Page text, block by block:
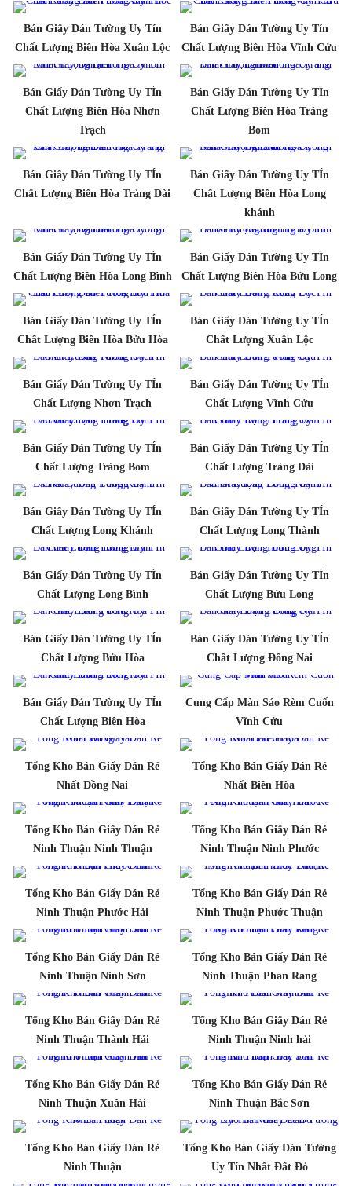
Bán Giấy Dán Tường Uy Tín
Chất Lượng Biên Hòa Xuân Lộc
Bán Giấy Dán Tường Uy Tín
Chất Lượng Biên Hòa Vĩnh Cửu
Bán Giấy Dán Tường Uy TÍn
Chất Lượng Biên Hòa Nhơn
Trạch
Bán Giấy Dán Tường Uy TÍn
Chất Lượng Biên Hòa Trảng
Bom
Bán Giấy Dán Tường Uy TÍn
Chất Lượng Biên Hòa Trảng Dài
Bán Giấy Dán Tường Uy TÍn
Chất Lượng Biên Hòa Long
khánh
Bán Giấy Dán Tường Uy TÍn
Chất Lượng Biên Hòa Long Bình
Bán Giấy Dán Tường Uy TÍn
Chất Lượng Biên Hòa Bửu Long
Bán Giấy Dán Tường Uy TÍn
Chất Lượng Biên Hòa Bửu Hòa
Bán Giấy Dán Tường Uy TÍn
Chất Lượng Xuân Lộc
Bán Giấy Dán Tường Uy TÍn
Chất Lượng Nhơn Trạch
Bán Giấy Dán Tường Uy TÍn
Chất Lượng Vĩnh Cửu
Bán Giấy Dán Tường Uy TÍn
Chất Lượng Trảng Bom
Bán Giấy Dán Tường Uy TÍn
Chất Lượng Trảng Dài
Bán Giấy Dán Tường Uy TÍn
Chất Lượng Long Khánh
Bán Giấy Dán Tường Uy TÍn
Chất Lượng Long Thành
Bán Giấy Dán Tường Uy TÍn
Chất Lượng Long Bình
Bán Giấy Dán Tường Uy TÍn
Chất Lượng Bửu Long
Bán Giấy Dán Tường Uy TÍn
Chất Lượng Bửu Hòa
Bán Giấy Dán Tường Uy TÍn
Chất Lượng Đồng Nai
Bán Giấy Dán Tường Uy TÍn
Chất Lượng Biên Hòa
Cung Cấp Màn Sáo Rèm Cuốn
Vĩnh Cửu
Tổng Kho Bán Giấy Dán Rẻ
Nhất Đồng Nai
Tổng Kho Bán Giấy Dán Rẻ
Nhất Biên Hòa
Tổng Kho Bán Giấy Dán Rẻ
Ninh Thuận Ninh Thuận
Tổng Kho Bán Giấy Dán Rẻ
Ninh Thuận Ninh Phước
Tổng Kho Bán Giấy Dán Rẻ
Ninh Thuận Phước Hải
Tổng Kho Bán Giấy Dán Rẻ
Ninh Thuận Phước Thuận
Tổng Kho Bán Giấy Dán Rẻ
Ninh Thuận Ninh Sơn
Tổng Kho Bán Giấy Dán Rẻ
Ninh Thuận Phan Rang
Tổng Kho Bán Giấy Dán Rẻ
Ninh Thuận Thành Hải
Tổng Kho Bán Giấy Dán Rẻ
Ninh Thuận Ninh hải
Tổng Kho Bán Giấy Dán Rẻ
Ninh Thuận Xuân Hải
Tổng Kho Bán Giấy Dán Rẻ
Ninh Thuận Bắc Sơn
Tổng Kho Bán Giấy Dán Rẻ
Ninh Thuận
Tổng Kho Bán Giấy Dán Tường
Uy Tín Nhất Đất Đỏ